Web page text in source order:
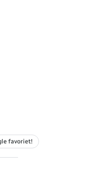
favoriet!